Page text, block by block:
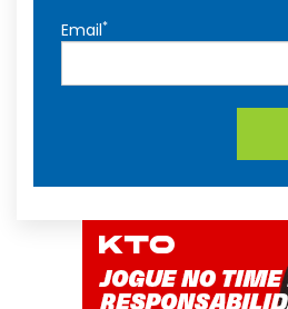
Email*